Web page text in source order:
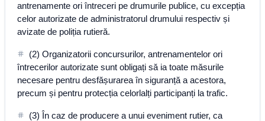
antrenamente ori întreceri pe drumurile publice, cu excepția
celor autorizate de administratorul drumului respectiv și
avizate de poliția rutieră.
(2) Organizatorii concursurilor, antrenamentelor ori
întrecerilor autorizate sunt obligați să ia toate măsurile
necesare pentru desfășurarea în siguranță a acestora,
precum și pentru protecția celorlalți participanți la trafic.
(3) În caz de producere a unui eveniment rutier, ca